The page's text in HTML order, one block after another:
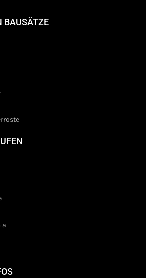
BAUSÄTZE
a